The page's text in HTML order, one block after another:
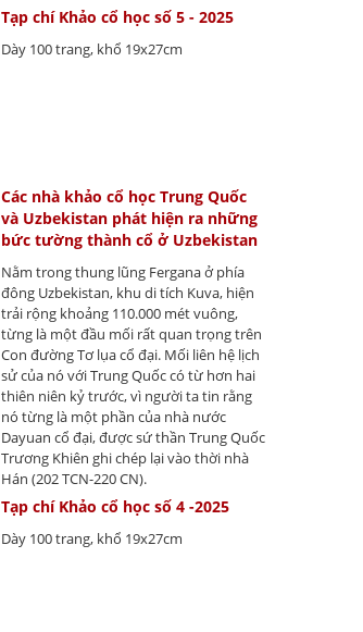
Tạp chí Khảo cổ học số 5 - 2025
Dày 100 trang, khổ 19x27cm
Các nhà khảo cổ học Trung Quốc
và Uzbekistan phát hiện ra những
bức tường thành cổ ở Uzbekistan
Nằm trong thung lũng Fergana ở phía
đông Uzbekistan, khu di tích Kuva, hiện
trải rộng khoảng 110.000 mét vuông,
từng là một đầu mối rất quan trọng trên
Con đường Tơ lụa cổ đại. Mối liên hệ lịch
sử của nó với Trung Quốc có từ hơn hai
thiên niên kỷ trước, vì người ta tin rằng
nó từng là một phần của nhà nước
Dayuan cổ đại, được sứ thần Trung Quốc
Trương Khiên ghi chép lại vào thời nhà
Hán (202 TCN-220 CN).
Tạp chí Khảo cổ học số 4 -2025
Dày 100 trang, khổ 19x27cm